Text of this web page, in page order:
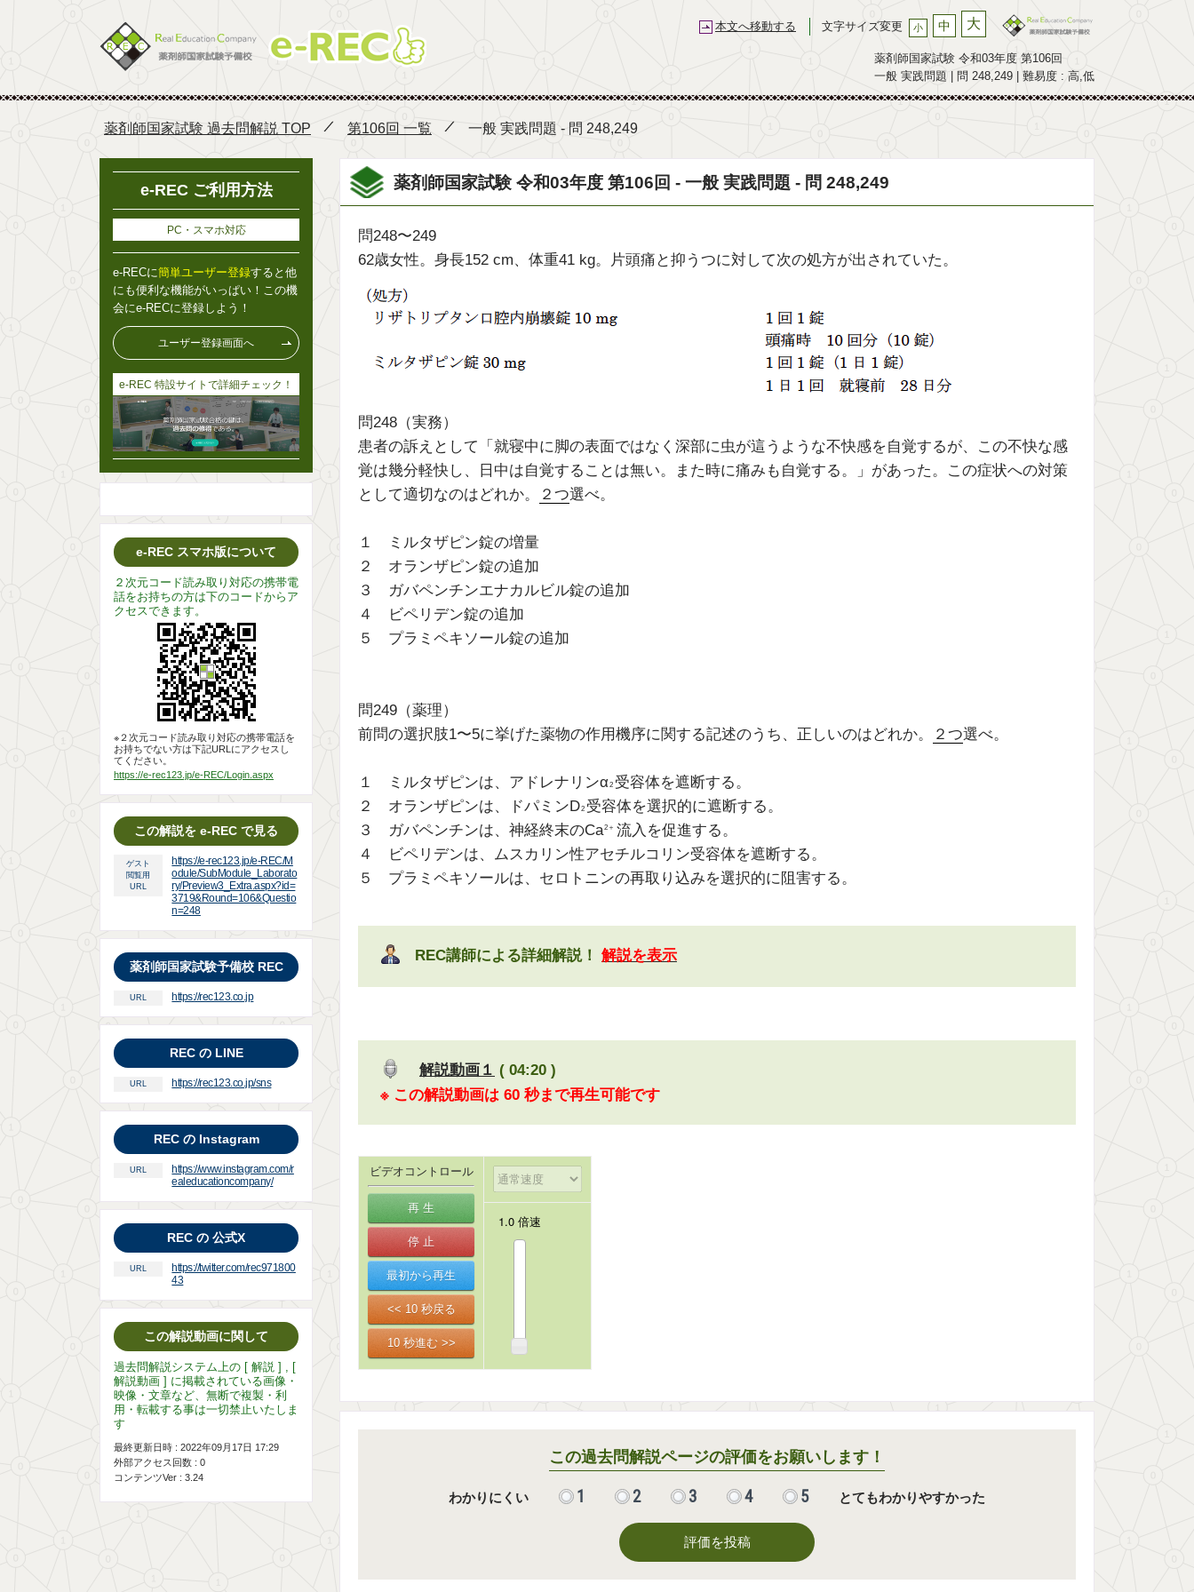
本文へ移動する 文字サイズ変更 小 中 大
薬剤師国家試験 令和03年度 第106回
一般 実践問題 | 問 248,249 | 難易度 : 高,低
薬剤師国家試験 過去問解説 TOP 第106回 一覧 一般 実践問題 - 問 248,249
薬剤師国家試験 令和03年度 第106回 - 一般 実践問題 - 問 248,249
問248〜249
62歳女性。身長152 cm、体重41 kg。片頭痛と抑うつに対して次の処方が出されていた。
問248（実務）
患者の訴えとして「就寝中に脚の表面ではなく深部に虫が這うような不快感を自覚するが、この不快な感
覚は幾分軽快し、日中は自覚することは無い。また時に痛みも自覚する。」があった。この症状への対策
として適切なのはどれか。
２つ選べ。
１ ミルタザピン錠の増量
２ オランザピン錠の追加
３ ガバペンチンエナカルビル錠の追加
４ ビペリデン錠の追加
５ プラミペキソール錠の追加
問249（薬理）
前問の選択肢1〜5に挙げた薬物の作用機序に関する記述のうち、正しいのはどれか。
２つ選べ。
１ ミルタザピンは、アドレナリンα2 受容体を遮断する。
２ オランザピンは、ドパミンD2 受容体を選択的に遮断する。
３ ガバペンチンは、神経終末のCa2＋ 流入を促進する。
４ ビペリデンは、ムスカリン性アセチルコリン受容体を遮断する。
５ プラミペキソールは、セロトニンの再取り込みを選択的に阻害する。
REC講師による詳細解説！ 解説を表示
解説動画１ ( 04:20 )
※ この解説動画は 60 秒まで再生可能です
ビデオコントロール
この過去問解説ページの評価をお願いします！
わかりにくい 1 2 3 4 5 とてもわかりやすかった
評価を投稿
e-REC ご利用方法
PC・スマホ対応
e-RECに簡単ユーザー登録すると他
にも便利な機能がいっぱい！この機
会にe-RECに登録しよう！
ユーザー登録画面へ
e-REC 特設サイトで詳細チェック！
e-REC スマホ版について
２次元コード読み取り対応の携帯電
話をお持ちの方は下のコードからア
クセスできます。
※２次元コード読み取り対応の携帯電話を
お持ちでない方は下記URLにアクセスし
てください。
https://e-rec123.jp/e-REC/Login.aspx
この解説を e-REC で見る
ゲスト
閲覧用
URL
https://e-rec123.jp/e-REC/M
odule/SubModule_Laborato
ry/Preview3_Extra.aspx?id=
3719&Round=106&Questio
n=248
薬剤師国家試験予備校 REC
URL https://rec123.co.jp
REC の LINE
URL https://rec123.co.jp/sns
REC の Instagram
URL
https://www.instagram.com/r
ealeducationcompany/
REC の 公式X
URL
https://twitter.com/rec971800
43
この解説動画に関して
過去問解説システム上の [ 解説 ] , [
解説動画 ] に掲載されている画像・
映像・文章など、無断で複製・利
用・転載する事は一切禁止いたしま
す
最終更新日時 : 2022年09月17日 17:29
外部アクセス回数 : 0
コンテンツVer : 3.24